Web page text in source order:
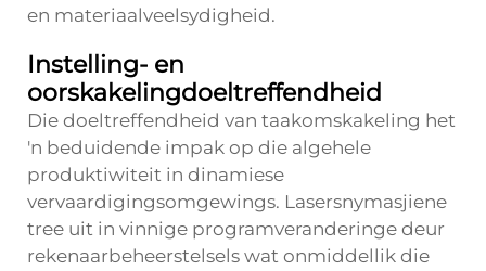
en materiaalveelsydigheid.
Instelling- en
oorskakelingdoeltreffendheid
Die doeltreffendheid van taakomskakeling het
'n beduidende impak op die algehele
produktiwiteit in dinamiese
vervaardigingsomgewings. Lasersnymasjiene
tree uit in vinnige programveranderinge deur
rekenaarbeheerstelsels wat onmiddellik die